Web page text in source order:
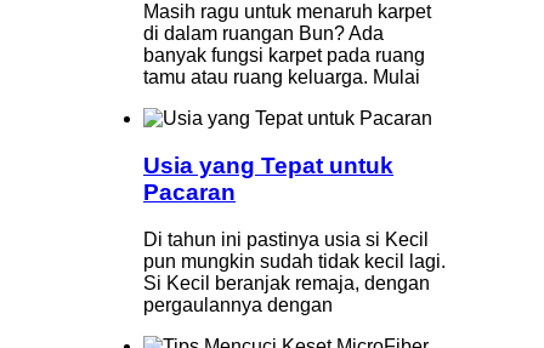
Masih ragu untuk menaruh karpet
di dalam ruangan Bun? Ada
banyak fungsi karpet pada ruang
tamu atau ruang keluarga. Mulai
Usia yang Tepat untuk
Pacaran
Di tahun ini pastinya usia si Kecil
pun mungkin sudah tidak kecil lagi.
Si Kecil beranjak remaja, dengan
pergaulannya dengan